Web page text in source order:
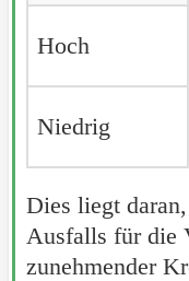
Hoch
Niedrig
Dies liegt
Ausfalls für die
zunehmender